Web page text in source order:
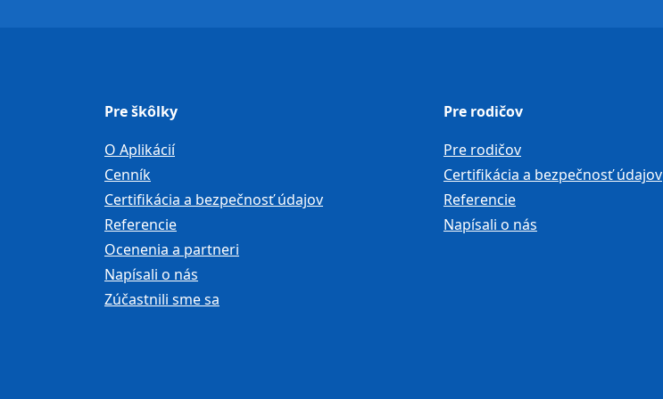
Pre škôlky
O Aplikácií
Cenník
Certifikácia a bezpečnosť údajov
Referencie
Ocenenia a partneri
Napísali o nás
Zúčastnili sme sa
Pre rodičov
Pre rodičov
Certifikácia a bezpečnosť údajov
Referencie
Napísali o nás